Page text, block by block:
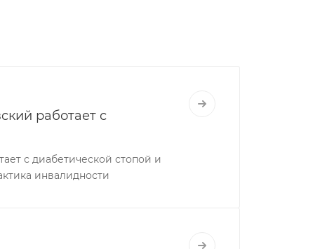
работает с
с диабетической стопой и
инвалидности